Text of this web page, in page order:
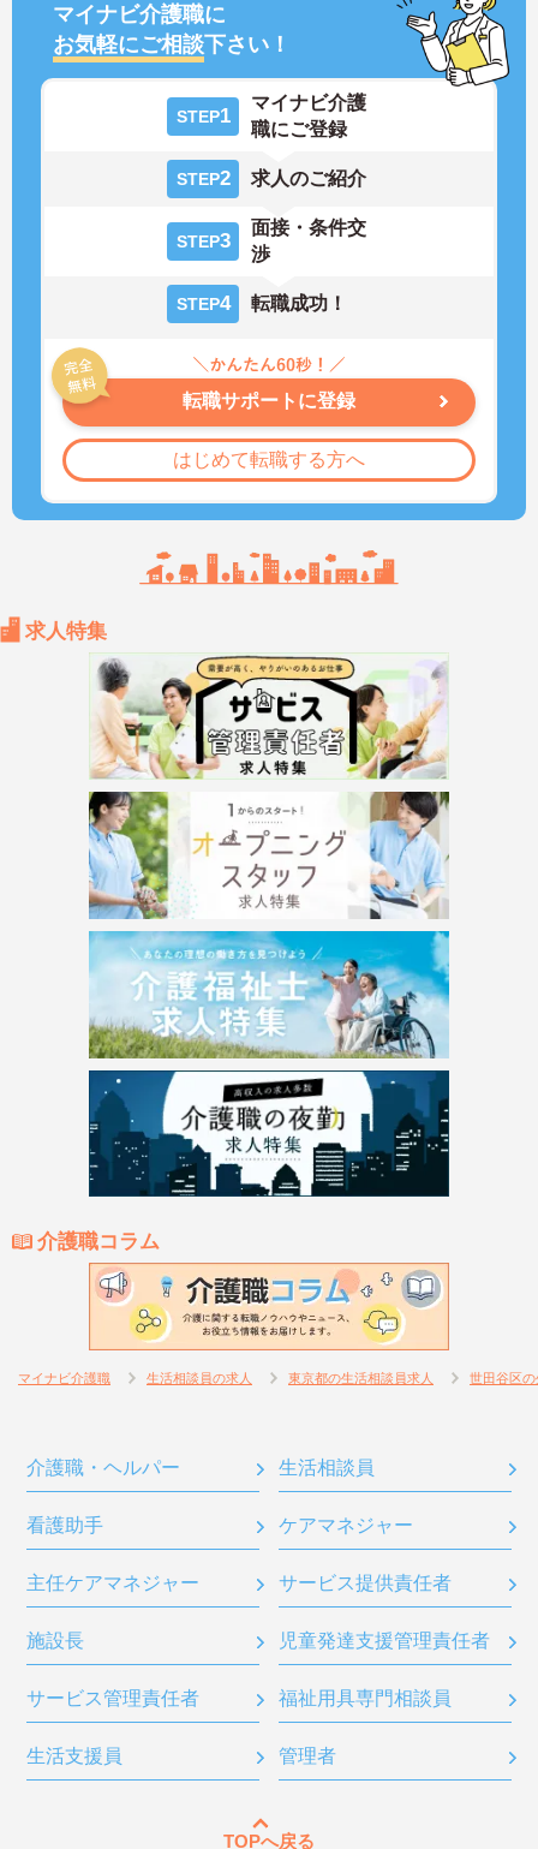
マイナビ介護職に
お気軽にご相談下さい！
STEP1
マイナビ介護
職にご登録
STEP2 求人のご紹介
STEP3
面接・条件交
渉
STEP4 転職成功！
転職サポートに登録
はじめて転職する方へ
求人特集
介護職コラム
マイナビ介護職 生活相談員の求人 東京都の生活相談員求人 世田谷区
介護職・ヘルパー 生活相談員
看護助手 ケアマネジャー
主任ケアマネジャー サービス提供責任者
施設長 児童発達支援管理責任者
サービス管理責任者 福祉用具専門相談員
生活支援員 管理者
TOPへ戻る